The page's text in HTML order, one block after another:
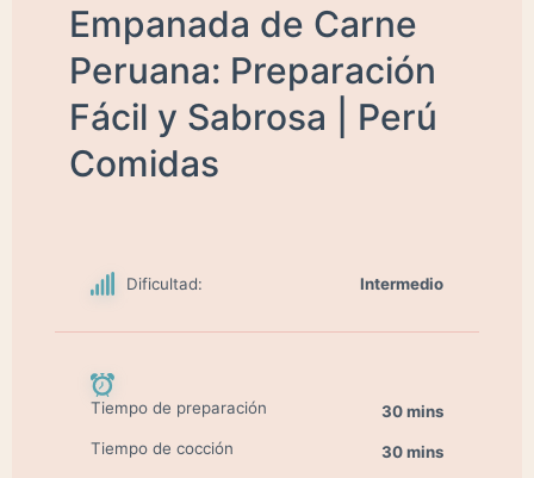
Empanada de Carne
Peruana: Preparación
Fácil y Sabrosa | Perú
Comidas
Dificultad: Intermedio
Tiempo de preparación
30 mins
Tiempo de cocción
30 mins